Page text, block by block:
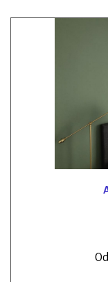
Od